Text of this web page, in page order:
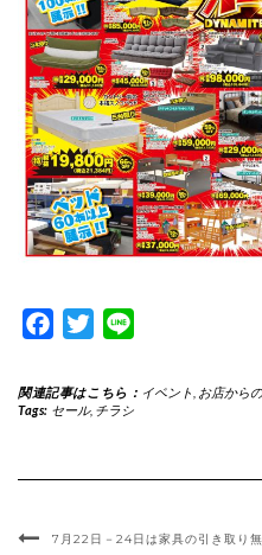
Facebook
Twitter
関連記事はこちら： イベント お店から
Tags: セール, チラシ
7月22日－24日は家具の引き取り